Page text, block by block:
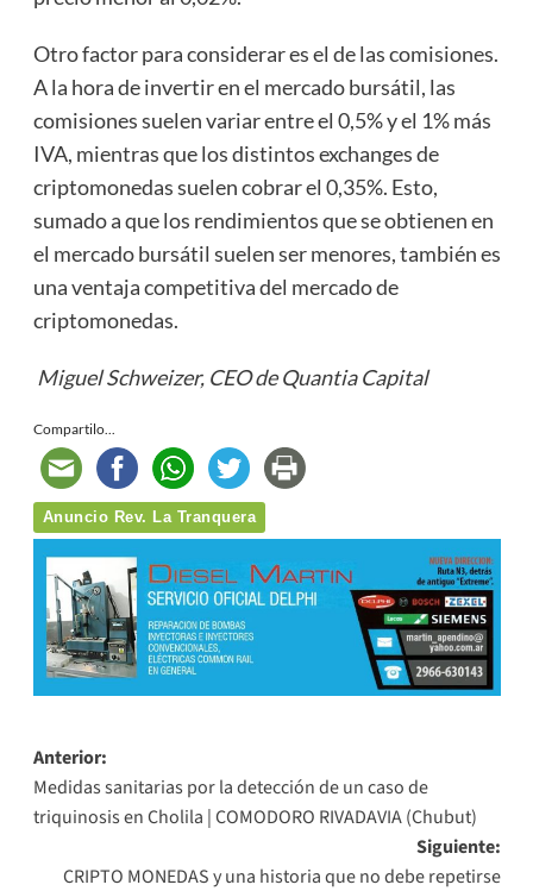
Otro factor para considerar es el de las comisiones.
A la hora de invertir en el mercado bursátil, las
comisiones suelen variar entre el 0,5% y el 1% más
IVA, mientras que los distintos exchanges de
criptomonedas suelen cobrar el 0,35%. Esto,
sumado a que los rendimientos que se obtienen en
el mercado bursátil suelen ser menores, también es
una ventaja competitiva del mercado de
criptomonedas.
Miguel Schweizer, CEO de Quantia Capital
Compartilo...
Anuncio Rev. La Tranquera
Navegación
de
entradas
Anterior:
Medidas sanitarias por la detección de un caso de
triquinosis en Cholila | COMODORO RIVADAVIA (Chubut)
Siguiente:
CRIPTO MONEDAS y una historia que no debe repetirse